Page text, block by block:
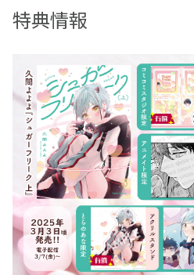
狙った彼・透真は退魔師だった。
ていき……。
「精気不足で…せ、責任取る
「いやいい」
相容れないふたりの同居生活。
特典情報